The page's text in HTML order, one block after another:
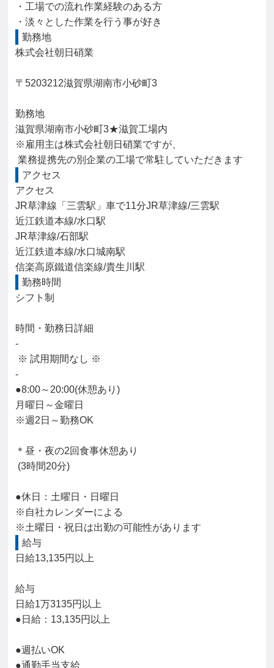
・工場での流れ作業経験のある方
・淡々とした作業を行う事が好き
勤務地
株式会社朝日硝業
〒5203212滋賀県湖南市小砂町3
勤務地
滋賀県湖南市小砂町3★滋賀工場内
※雇用主は株式会社朝日硝業ですが、
業務提携先の別企業の工場で常駐していただきます
アクセス
アクセス
JR草津線「三雲駅」車で11分JR草津線/三雲駅
近江鉄道本線/水口駅
JR草津線/石部駅
近江鉄道本線/水口城南駅
信楽高原鐵道信楽線/貴生川駅
勤務時間
シフト制
時間・勤務日詳細
-
-
●8:00～20:00(休憩あり)
月曜日～金曜日
※週2日～勤務OK
＊昼・夜の2回食事休憩あり
●休日：土曜日・日曜日
※自社カレンダーによる
※土曜日・祝日は出勤の可能性があります
給与
日給13,135円以上
給与
日給1万3135円以上
●日給：13,135円以上
●週払いOK
●通勤手当支給